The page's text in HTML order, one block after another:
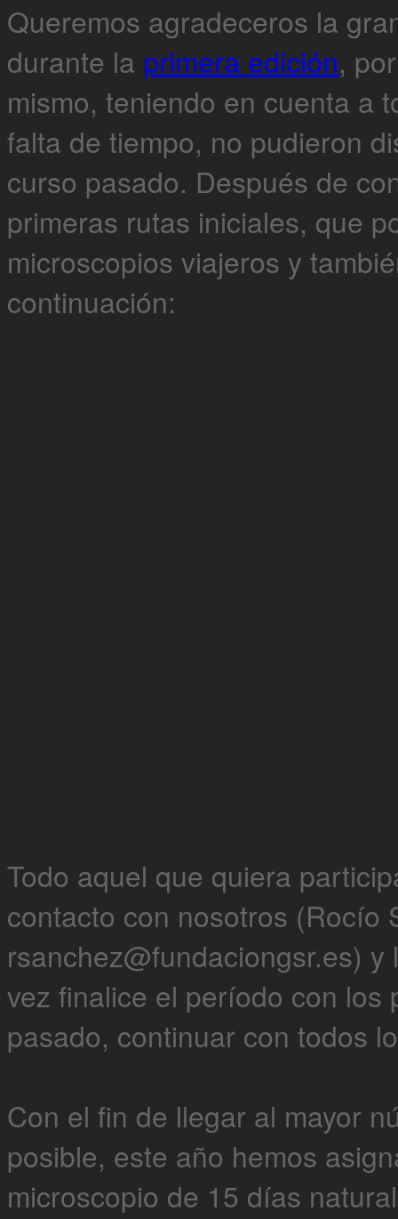
Queremos agradeceros la
durante la primera edición,
mismo, teniendo en cuenta a
falta de tiempo, no pudieron
curso pasado. Después de
primeras rutas iniciales, que
microscopios viajeros y
continuación:
Todo aquel que quiera
contacto con nosotros (Rocío
rsanchez@fundaciongsr.es) y
vez finalice el período con
pasado, continuar con todos
Con el fin de llegar al mayor
posible, este año hemos
microscopio de 15 días